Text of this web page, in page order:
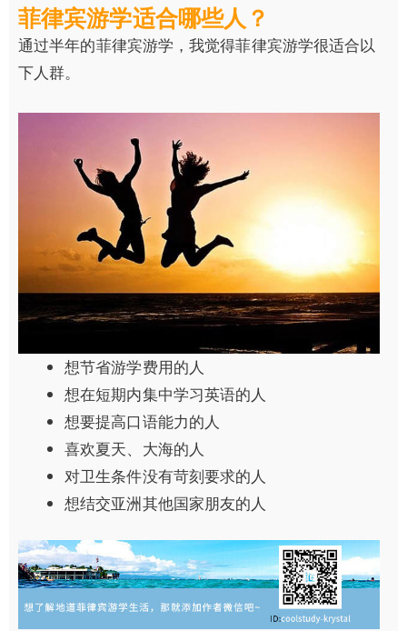
菲律宾游学适合哪些人？
通过半年的菲律宾游学，我觉得菲律宾游学很适合以
下人群。
想节省游学费用的人
想在短期内集中学习英语的人
想要提高口语能力的人
喜欢夏天、大海的人
对卫生条件没有苛刻要求的人
想结交亚洲其他国家朋友的人